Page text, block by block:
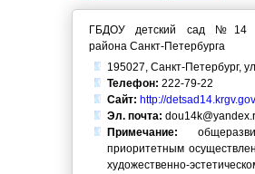
ГБДОУ детский сад №14
района Санкт-Петербурга
195027, Санкт-Петербург,
Телефон: 222-79-22
Сайт: http://
Эл. почта:
Примечание:
приоритетным
художественно-